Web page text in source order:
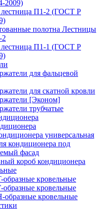
2009)
П1-2 (ГОСТ Р
полотна Лестницы
П1-1 (ГОСТ Р
для фальцевой
для скатной кровли
[Эконом]
трубчатые
универсальная
кондиционера под
фасад
короб кондиционера
образные кровельные
кровельные
образные кровельные